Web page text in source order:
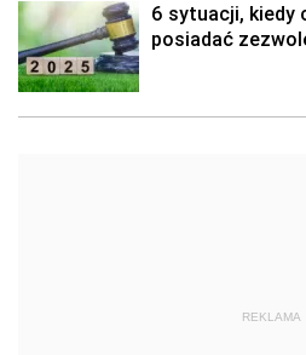
6 sytuacji, kiedy
posiadać
REKLAMA